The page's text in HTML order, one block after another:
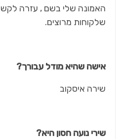
האמונה שלי בשם , עזרה
שלקוחות מרוצים.
אישה שהיא מודל עבורך?
שירה איסקוב
שירי נועה חסון היא?